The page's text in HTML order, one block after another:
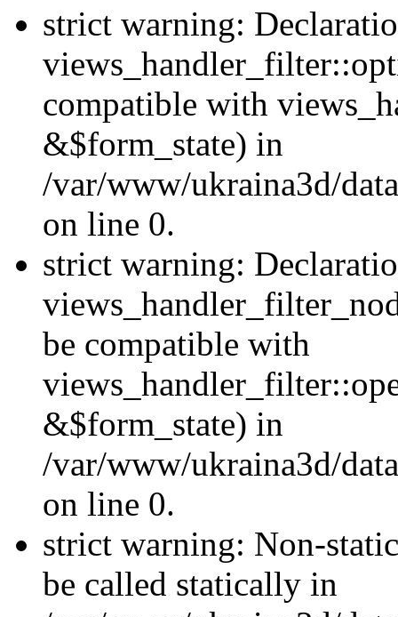
strict warning:
compatible with
&$form_state) in
/var/www/ukraina3d/
on line 0.
strict warning:
be compatible with
&$form_state) in
/var/www/ukraina3d/
on line 0.
strict warning: Non-
be called statically in